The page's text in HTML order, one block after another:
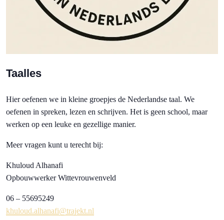
Taalles
Hier oefenen we in kleine groepjes de Nederlandse taal. We
oefenen in spreken, lezen en schrijven. Het is geen school, maar
werken op een leuke en gezellige manier.
Meer vragen kunt u terecht bij:
Khuloud Alhanafi
Opbouwwerker Wittevrouwenveld
06 – 55695249
khuloud.alhanafi@trajekt.nl